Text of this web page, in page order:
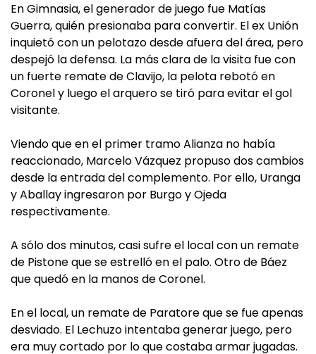
En Gimnasia, el generador de juego fue Matías
Guerra, quién presionaba para convertir. El ex Unión
inquietó con un pelotazo desde afuera del área, pero
despejó la defensa. La más clara de la visita fue con
un fuerte remate de Clavijo, la pelota rebotó en
Coronel y luego el arquero se tiró para evitar el gol
visitante.
Viendo que en el primer tramo Alianza no había
reaccionado, Marcelo Vázquez propuso dos cambios
desde la entrada del complemento. Por ello, Uranga
y Aballay ingresaron por Burgo y Ojeda
respectivamente.
A sólo dos minutos, casi sufre el local con un remate
de Pistone que se estrelló en el palo. Otro de Báez
que quedó en la manos de Coronel.
En el local, un remate de Paratore que se fue apenas
desviado. El Lechuzo intentaba generar juego, pero
era muy cortado por lo que costaba armar jugadas.